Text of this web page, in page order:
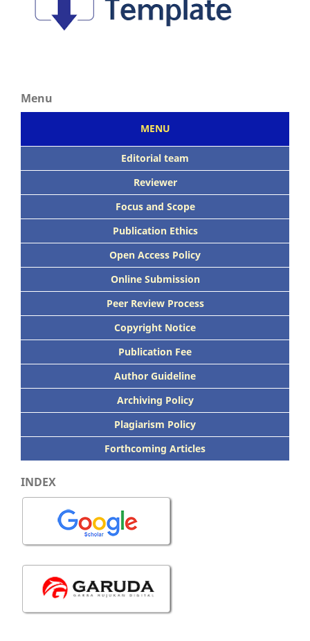
Menu
MENU
Editorial team
Reviewer
Focus and Scope
Publication Ethics
Open Access Policy
Online Submission
Peer Review Process
Copyright Notice
Publication Fee
Author Guideline
Archiving Policy
Plagiarism Policy
Forthcoming Articles
INDEX